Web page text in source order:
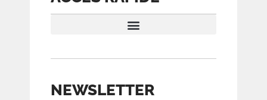
NEWSLETTER